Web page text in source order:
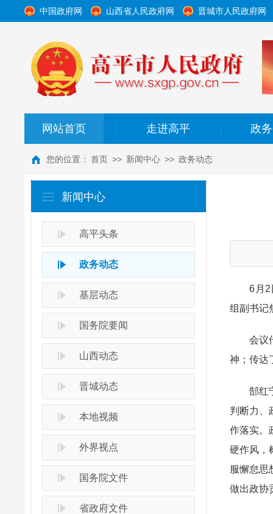
中国政府网 山西省人民政府网 晋城市人民政府网
网站首页 走进高平 政
您的位置： 首页 >> 新闻中心 >> 政务动态
新闻中心
高平头条
政务动态
基层动态
国务院要闻
山西动态
晋城动态
本地视频
外界视点
国务院文件
省政府文件
6月2日
组副书记
会议传
神；传达
郜红宁
判断力、
作落实。
硬作风，
服懈怠思
做出政协